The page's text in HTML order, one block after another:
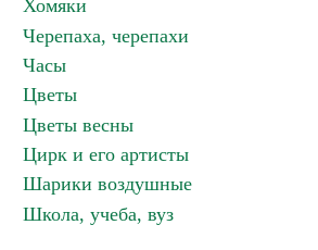
Хомяки
Черепаха, черепахи
Часы
Цветы
Цветы весны
Цирк и его артисты
Шарики воздушные
Школа, учеба, вуз